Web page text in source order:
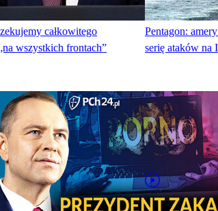
całkowitego
wszystkich frontach”
Pentagon:
serię ataków na